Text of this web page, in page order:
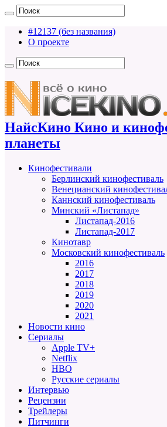
#12137 (без названия)
О проекте
НайсКино Кино и
планеты
Кинофестивали
Берлинский кинофестиваль
Венецианский
Каннский кинофестиваль
Минский «Листапад»
Листапад-2016
Листапад-2017
Кинотавр
Московский кинофестиваль
2016
2017
2018
2019
2020
2021
Новости кино
Сериалы
Apple TV+
Netflix
HBO
Русские сериалы
Интервью
Рецензии
Трейлеры
Питчинги